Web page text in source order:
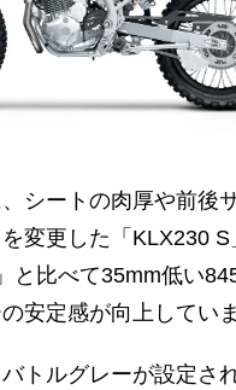
シートの肉厚や前後
変更した「KLX230 S
と比べて35mm低い
安定感が向上していま
トルグレーが設定さ